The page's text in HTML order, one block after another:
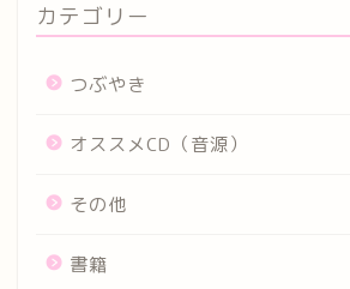
カテゴリー
つぶやき
オススメCD（音源）
その他
書籍